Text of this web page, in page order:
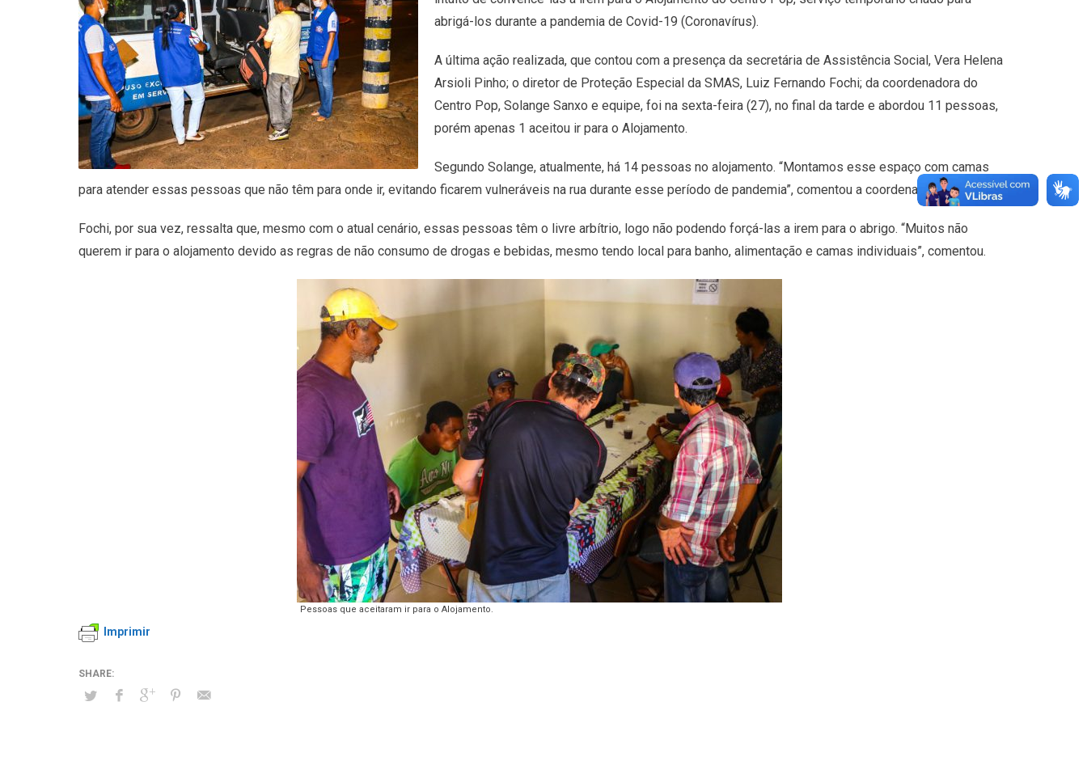
abrigá-los durante a pandemia de Covid-19 (Coronavírus).
A última ação realizada, que contou com a presença da secretária de Assistência Social, Vera Helena
Arsioli Pinho; o diretor de Proteção Especial da SMAS, Luiz Fernando Fochi; da coordenadora do
Centro Pop, Solange Sanxo e equipe, foi na sexta-feira (27), no final da tarde e abordou 11 pessoas,
porém apenas 1 aceitou ir para o Alojamento.
Segundo Solange, atualmente, há 14 pessoas no alojamento. “Montamos esse espaço com camas
para atender essas pessoas que não têm para onde ir, evitando ficarem vulneráveis na rua durante esse período de pandemia”, comentou a coordenadora.
Fochi, por sua vez, ressalta que, mesmo com o atual cenário, essas pessoas têm o livre arbítrio, logo não podendo forçá-las a irem para o abrigo. “Muitos não
querem ir para o alojamento devido as regras de não consumo de drogas e bebidas, mesmo tendo local para banho, alimentação e camas individuais”, comentou.
Pessoas que aceitaram ir para o Alojamento.
Imprimir